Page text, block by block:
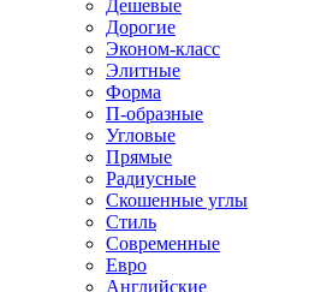
Дешевые
Дорогие
Эконом-класс
Элитные
Форма
П-образные
Угловые
Прямые
Радиусные
Скошенные углы
Стиль
Современные
Евро
Английские